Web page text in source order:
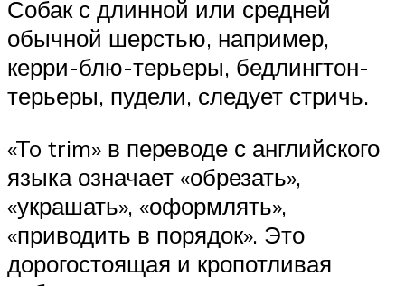
Собак с длинной или средней
обычной шерстью, например,
керри-блю-терьеры, бедлингтон-
терьеры, пудели, следует стричь.
«To trim» в переводе с английского
языка означает «обрезать»,
«украшать», «оформлять»,
«приводить в порядок». Это
дорогостоящая и кропотливая